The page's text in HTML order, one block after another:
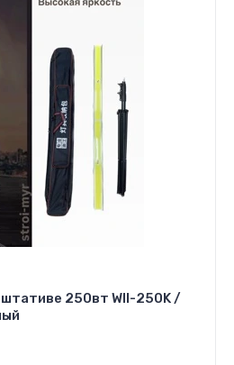
250вт Wll-250K /